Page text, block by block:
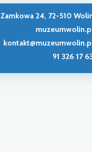
Zamkowa 24, 72-510
91 326 17